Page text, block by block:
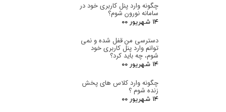
چگونه وارد پنل کاربری خود در
سامانه نورون شوم؟
۱۴ شهریور ۰۰
دسترسی من قفل شده و نمی
توانم وارد پنل کاربری خود
شوم، چه باید کرد؟
۱۴ شهریور ۰۰
چگونه وارد کلاس های پخش
زنده شوم ؟
۱۴ شهریور ۰۰